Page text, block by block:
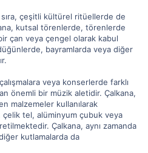
çeşitli kültürel ritüellerde de
kutsal törenlerde, törenlerde
çan veya çengel olarak kabul
bayramlarda veya diğer
veya konserlerde farklı
önemli bir müzik aletidir. Çalkana,
malzemeler kullanılarak
tel, alüminyum çubuk veya
Çalkana, aynı zamanda
kutlamalarda da